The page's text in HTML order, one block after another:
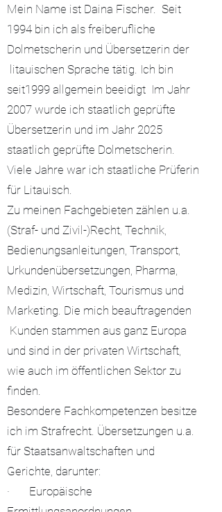
Mein Name ist Daina Fischer. Seit
1994 bin ich als freiberufliche
Dolmetscherin und Übersetzerin der
litauischen Sprache tätig. Ich bin
seit1999 allgemein beeidigt Im Jahr
2007 wurde ich staatlich geprüfte
Übersetzerin und im Jahr 2025
staatlich geprüfte Dolmetscherin.
Viele Jahre war ich staatliche Prüferin
für Litauisch.
Zu meinen Fachgebieten zählen u.a.
(Straf- und Zivil-)Recht, Technik,
Bedienungsanleitungen, Transport,
Urkundenübersetzungen, Pharma,
Medizin, Wirtschaft, Tourismus und
Marketing. Die mich beauftragenden
Kunden stammen aus ganz Europa
und sind in der privaten Wirtschaft,
wie auch im öffentlichen Sektor zu
finden.
Besondere Fachkompetenzen besitze
ich im Strafrecht. Übersetzungen u.a.
für Staatsanwaltschaften und
Gerichte, darunter:
· Europäische